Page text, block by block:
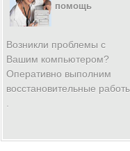
помощь
Возникли проблемы с
Вашим компьютером?
Оперативно выполним
восстановительные